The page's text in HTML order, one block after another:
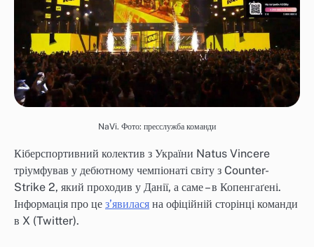
NaVi. Фото: пресслужба команди
Кіберспортивний колектив з України Natus Vincere
тріумфував у дебютному чемпіонаті світу з Counter-
Strike 2, який проходив у Данії, а саме – в Копенгаґені.
Інформація про це з’явилася на офіційній сторінці команди
в X (Twitter).